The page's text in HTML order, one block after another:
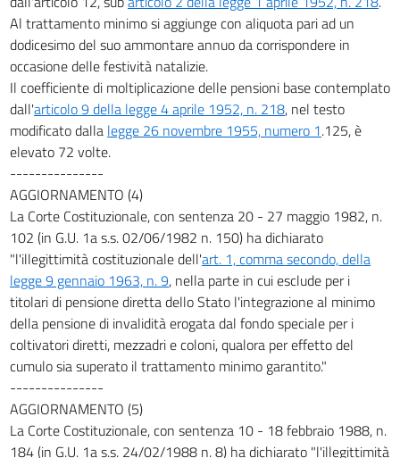
Al trattamento minimo si aggiunge con aliquota pari ad un
dodicesimo del suo ammontare annuo da corrispondere in
occasione delle festività natalizie.
Il coefficiente di moltiplicazione delle pensioni base contemplato
dall'articolo 9 della legge 4 aprile 1952, n. 218, nel testo
modificato dalla legge 26 novembre 1955, numero 1.125, è
elevato 72 volte.
---------------
AGGIORNAMENTO (4)
La Corte Costituzionale, con sentenza 20 - 27 maggio 1982, n.
102 (in G.U. 1a s.s. 02/06/1982 n. 150) ha dichiarato
"l'illegittimità costituzionale dell'art. 1, comma secondo, della
legge 9 gennaio 1963, n. 9, nella parte in cui esclude per i
titolari di pensione diretta dello Stato l'integrazione al minimo
della pensione di invalidità erogata dal fondo speciale per i
coltivatori diretti, mezzadri e coloni, qualora per effetto del
cumulo sia superato il trattamento minimo garantito."
---------------
AGGIORNAMENTO (5)
La Corte Costituzionale, con sentenza 10 - 18 febbraio 1988, n.
184 (in G.U. 1a s.s. 24/02/1988 n. 8) ha dichiarato "l'illegittimità